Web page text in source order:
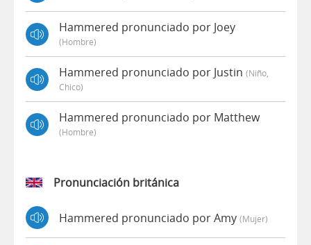
Hammered pronunciado por Joey
(hombre)
Hammered pronunciado por Justin (niño,
Chico)
Hammered pronunciado por Matthew
(hombre)
Pronunciación británica
Hammered pronunciado por Amy (mujer)